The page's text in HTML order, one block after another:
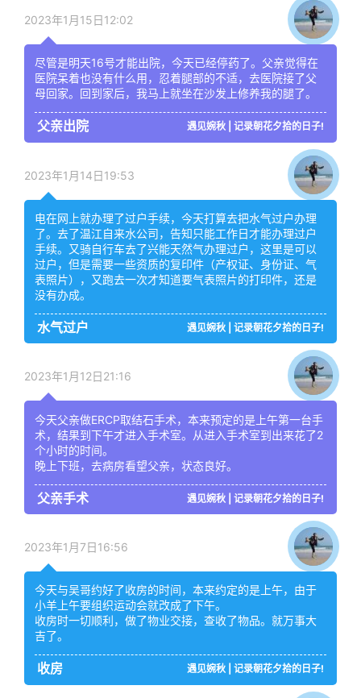
2023年1月15日12:02
尽管是明天16号才能出院，今天已经停药了。父亲觉得在
医院呆着也没有什么用，忍着腿部的不适，去医院接了父
母回家。回到家后，我马上就坐在沙发上修养我的腿了。
父亲出院 遇见婉秋 | 记录朝花夕拾的日子!
2023年1月14日19:53
电在网上就办理了过户手续，今天打算去把水气过户办理
了。去了温江自来水公司，告知只能工作日才能办理过户
手续。又骑自行车去了兴能天然气办理过户，这里是可以
过户，但是需要一些资质的复印件（产权证、身份证、气
表照片），又跑去一次才知道要气表照片的打印件，还是
没有办成。
水气过户 遇见婉秋 | 记录朝花夕拾的日子!
2023年1月12日21:16
今天父亲做ERCP取结石手术，本来预定的是上午第一台手
术，结果到下午才进入手术室。从进入手术室到出来花了2
个小时的时间。
晚上下班，去病房看望父亲，状态良好。
父亲手术 遇见婉秋 | 记录朝花夕拾的日子!
2023年1月7日16:56
今天与吴哥约好了收房的时间，本来约定的是上午，由于
小羊上午要组织运动会就改成了下午。
收房时一切顺利，做了物业交接，查收了物品。就万事大
吉了。
收房 遇见婉秋 | 记录朝花夕拾的日子!